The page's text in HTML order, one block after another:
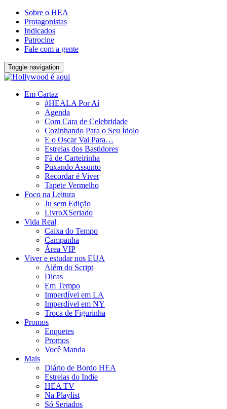
Sobre o HEA
Protagonistas
Indicados
Patrocine
Fale com a gente
Toggle navigation
Em Cartaz
#HEALA Por Aí
Agenda
Com Cara de Celebridade
Cozinhando Para o Seu Ídolo
E o Oscar Vai Para…
Estrelas dos Bastidores
Fã de Carteirinha
Puxando Assunto
Recordar é Viver
Tapete Vermelho
Foco na Leitura
Ju sem Edição
LivroXSeriado
Vida Real
Caixa do Tempo
Campanha
Área VIP
Viver e estudar nos EUA
Além do Script
Dicas
Em Tempo
Imperdível em LA
Imperdível em NY
Troca de Figurinha
Promos
Enquetes
Promos
Você Manda
Mais
Diário de Bordo HEA
Estrelas do Indie
HEA TV
Na Playlist
Só Seriados